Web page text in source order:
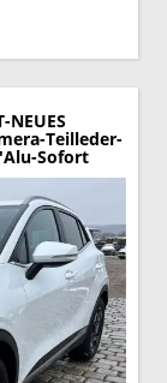
NEUES
Teilleder-
Sofort